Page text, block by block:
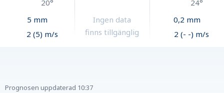
20°
5 mm
2 (5) m/s
Ingen data
finns tillgänglig
24°
0,2 mm
2 (- -) m/s
Prognosen uppdaterad 10:37